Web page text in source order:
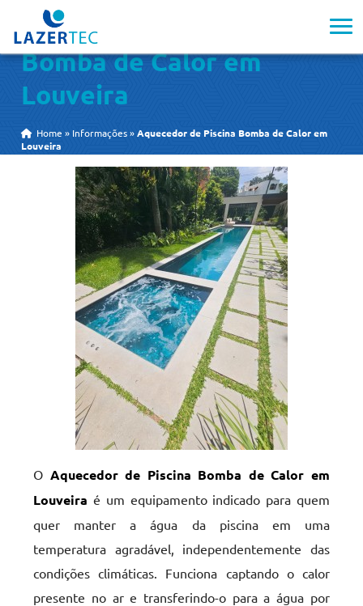
Aquecedor de Piscina
Bomba de Calor em
Louveira
Home » Informações »Aquecedor de Piscina Bomba de Calor em
Louveira
O Aquecedor de Piscina Bomba de Calor em
Louveira é um equipamento indicado para quem
quer manter a água da piscina em uma
temperatura agradável, independentemente das
condições climáticas. Funciona captando o calor
presente no ar e transferindo-o para a água por